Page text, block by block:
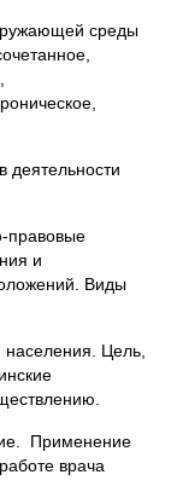
среды
деятельности
правовые
и
Виды
Цель,
Применение
врача